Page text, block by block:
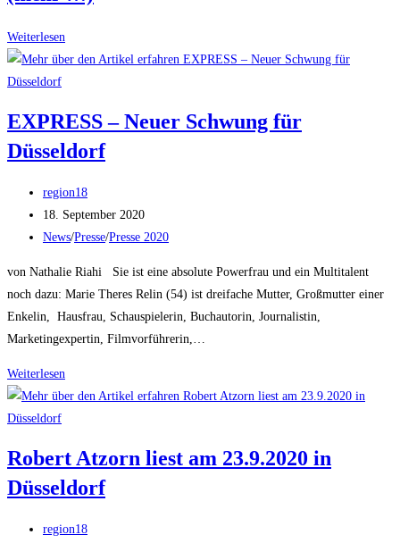
Weiterlesen
Düsseldorf
Ausgeh‘
Tipp
EXPRESS – Neuer Schwung für
Düsseldorf
Beitrags-
Autor:
region18
Beitrag
veröffentlicht:
18. September 2020
Beitrags-
News/Presse/Presse 2020
von Nathalie Riahi Sie ist eine absolute Powerfrau und ein Multitalent
noch dazu: Marie Theres Relin (54) ist dreifache Mutter, Großmutter einer
Enkelin, Hausfrau, Schauspielerin, Buchautorin, Journalistin,
Marketingexpertin, Filmvorführerin,…
Weiterlesen
–
für
Düsseldorf
Robert Atzorn liest am 23.9.2020 in
Düsseldorf
Beitrags-
region18